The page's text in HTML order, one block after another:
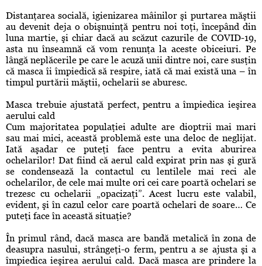
Distanţarea socială, igienizarea mâinilor şi purtarea măştii
au devenit deja o obişnuinţă pentru noi toţi, începând din
luna martie, şi chiar dacă au scăzut cazurile de COVID-19,
asta nu înseamnă că vom renunţa la aceste obiceiuri. Pe
lângă neplăcerile pe care le acuză unii dintre noi, care susţin
că masca îi împiedică să respire, iată că mai există una – în
timpul purtării măştii, ochelarii se aburesc.
Masca trebuie ajustată perfect, pentru a împiedica ieşirea
aerului cald
Cum majoritatea populaţiei adulte are dioptrii mai mari
sau mai mici, această problemă este una deloc de neglijat.
Iată aşadar ce puteţi face pentru a evita aburirea
ochelarilor! Dat fiind că aerul cald expirat prin nas şi gură
se condensează la contactul cu lentilele mai reci ale
ochelarilor, de cele mai multe ori cei care poartă ochelari se
trezesc cu ochelarii „opacizaţi”. Acest lucru este valabil,
evident, şi în cazul celor care poartă ochelari de soare… Ce
puteţi face în această situaţie?
În primul rând, dacă masca are bandă metalică în zona de
deasupra nasului, strângeţi-o ferm, pentru a se ajusta şi a
împiedica ieşirea aerului cald. Dacă masca are prindere la